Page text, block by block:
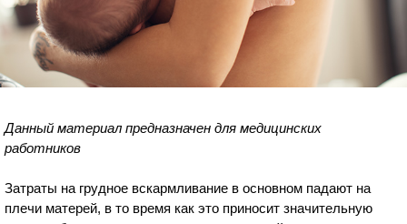
Данный материал предназначен для медицинских
работников
Затраты на грудное вскармливание в основном падают на
плечи матерей, в то время как это приносит значительную